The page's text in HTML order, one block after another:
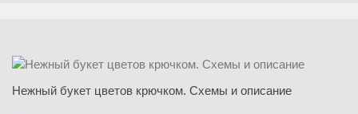
Нежный букет цветов крючком. Схемы и описание